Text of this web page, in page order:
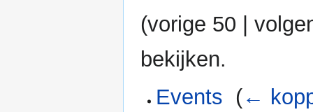
(vorige 50 |
bekijken.
Events (←